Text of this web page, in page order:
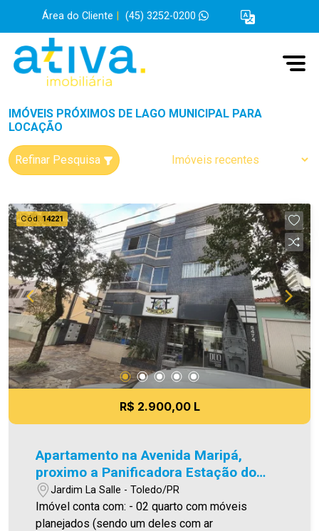
Área do Cliente (45) 3252-0200
IMÓVEIS PRÓXIMOS DE LAGO MUNICIPAL PARA
LOCAÇÃO
Refinar Pesquisa
Cód.14221
R$ 2.900,00 L
Apartamento na Avenida Maripá,
proximo a Panificadora Estação do
PãoJardim La Salle - Toledo/PR
Imóvel conta com: - 02 quarto com móveis
planejados (sendo um deles com ar